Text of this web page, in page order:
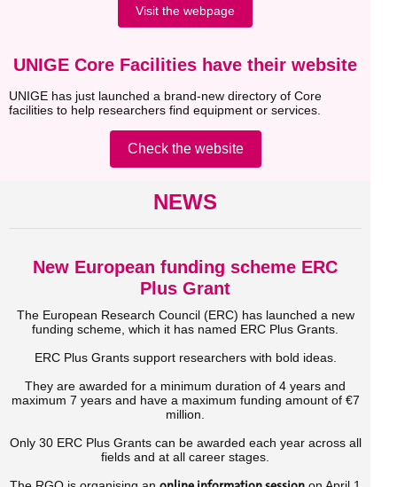
Visit the webpage
UNIGE Core Facilities have their website
UNIGE has just launched a brand-new directory of Core
facilities to help researchers find equipment or services.
Check the website
NEWS
New European funding scheme ERC
Plus Grant
The European Research Council (ERC) has launched a new
funding scheme, which it has named ERC Plus Grants.
ERC Plus Grants support researchers with bold ideas.
They are awarded for a minimum duration of 4 years and
maximum 7 years and have a maximum funding amount of €7
million.
Only 30 ERC Plus Grants can be awarded each year across all
fields and at all career stages.